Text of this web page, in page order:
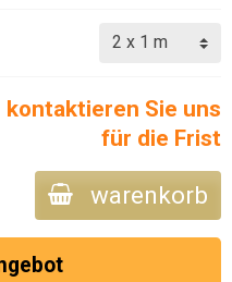
kontaktieren Sie uns
für die Frist
warenkorb